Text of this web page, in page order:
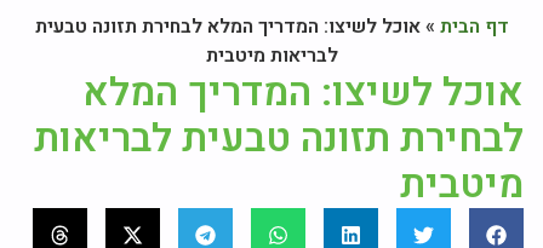
דף הבית »אוכל לשיצו: המדריך המלא לבחירת תזונה טבעית
לבריאות מיטבית
אוכל לשיצו: המדריך המלא
לבחירת תזונה טבעית לבריאות
מיטבית